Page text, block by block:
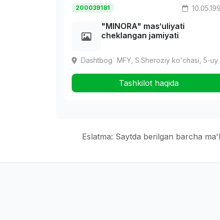
200039181
"MINORA" mas‘uliyati
cheklangan jamiyati
Dashtbog` MFY, S.Sheroziy ko'chasi, 5-uy
Tashkilot haqida
Eslatma: Saytda berilgan barcha